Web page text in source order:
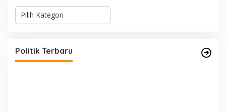
K
g
o
r
Politik Terbaru
Tradisional
Di Politik, Provinsi Jambi, Tanjung Jabung Barat